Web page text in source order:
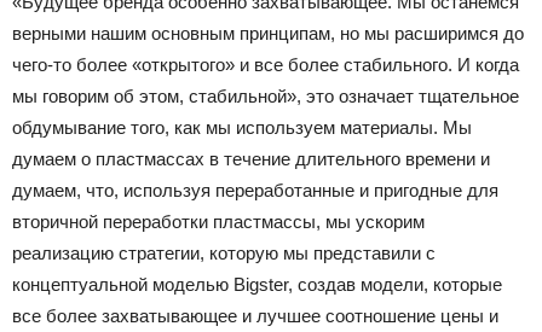
верными нашим основным принципам, но мы расширимся до
чего-то более «открытого» и все более стабильного. И когда
мы говорим об этом, стабильной», это означает тщательное
обдумывание того, как мы используем материалы. Мы
думаем о пластмассах в течение длительного времени и
думаем, что, используя переработанные и пригодные для
вторичной переработки пластмассы, мы ускорим
реализацию стратегии, которую мы представили с
концептуальной моделью Bigster, создав модели, которые
все более захватывающее и лучшее соотношение цены и